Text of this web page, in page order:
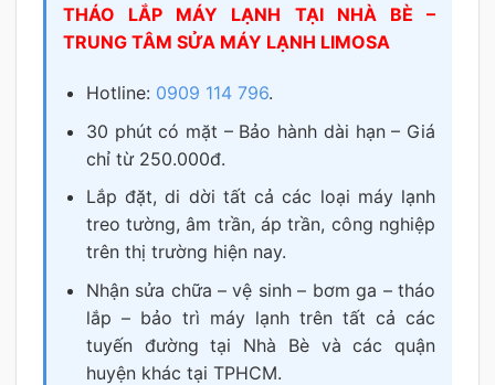
THÁO LẮP MÁY LẠNH TẠI NHÀ BÈ –
TRUNG TÂM SỬA MÁY LẠNH LIMOSA
Hotline: 0909 114 796.
30 phút có mặt – Bảo hành dài hạn – Giá
chỉ từ 250.000đ.
Lắp đặt, di dời tất cả các loại máy lạnh
treo tường, âm trần, áp trần, công nghiệp
trên thị trường hiện nay.
Nhận sửa chữa – vệ sinh – bơm ga – tháo
lắp – bảo trì máy lạnh trên tất cả các
tuyến đường tại Nhà Bè và các quận
huyện khác tại TPHCM.